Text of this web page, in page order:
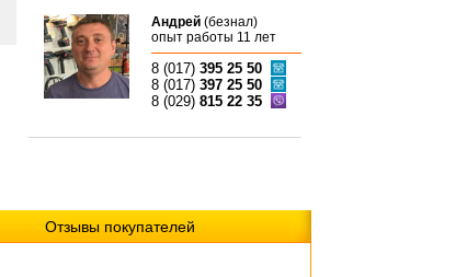
Андрей (безнал)
опыт работы 11 лет
8 (017) 395 25 50
8 (017) 397 25 50
8 (029) 815 22 35
Отзывы покупателей